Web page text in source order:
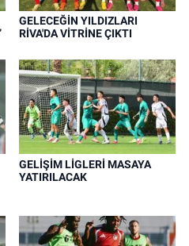
GELECEĞİN YILDIZLARI
RİVA'DA VİTRİNE ÇIKTI
GELİŞİM LİGLERİ MASAYA
YATIRILACAK